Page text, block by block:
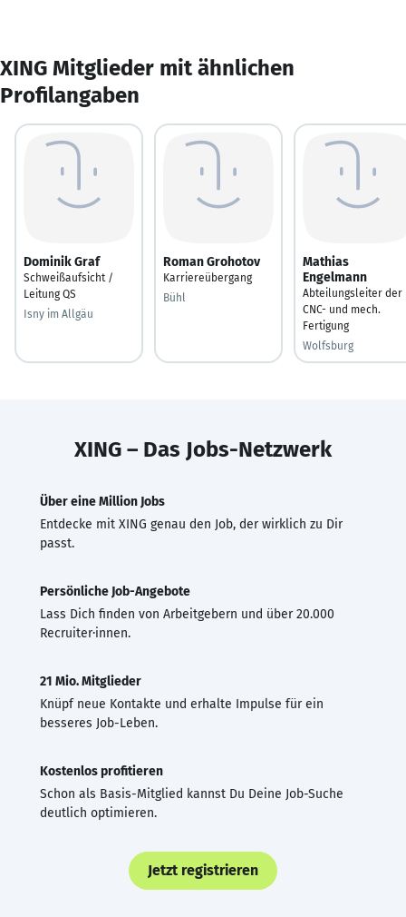
XING Mitglieder mit ähnlichen
Profilangaben
Dominik Graf
Schweißaufsicht /
Leitung QS
Isny im Allgäu
Roman Grohotov
Karriereübergang
Bühl
Mathias
Engelmann
Abteilungsleiter der
CNC- und mech.
Fertigung
Wolfsburg
XING – Das Jobs-Netzwerk
Über eine Million Jobs
Entdecke mit XING genau den Job, der wirklich zu Dir
passt.
Persönliche Job-Angebote
Lass Dich finden von Arbeitgebern und über 20.000
Recruiter·innen.
21 Mio. Mitglieder
Knüpf neue Kontakte und erhalte Impulse für ein
besseres Job-Leben.
Kostenlos profitieren
Schon als Basis-Mitglied kannst Du Deine Job-Suche
deutlich optimieren.
Jetzt registrieren